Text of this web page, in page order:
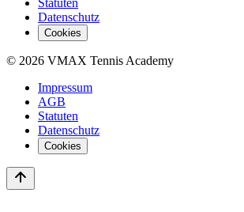
Statuten
Datenschutz
Cookies
© 2026 VMAX Tennis Academy
Impressum
AGB
Statuten
Datenschutz
Cookies